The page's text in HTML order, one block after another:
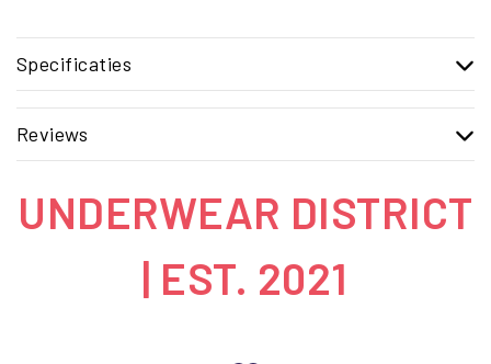
Specificaties
Reviews
UNDERWEAR DISTRICT
| EST. 2021